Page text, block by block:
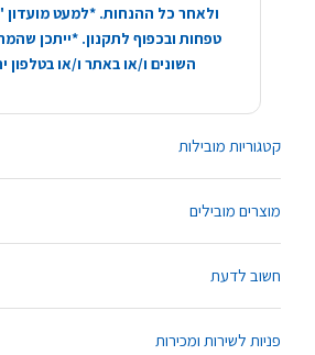
קטגוריות מובילות
מוצרים מובילים
חשוב לדעת
פניות לשירות ומכירות
ולאחר כל ההנחות. *למעט מועדון
טפחות ובכפוף לתקנון. *ייתכן
השונים ו/או באתר ו/או בטלפון